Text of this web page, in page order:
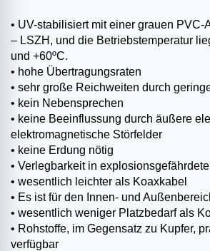
• UV-stabilisiert mit einer grauen PVC-
– LSZH, und die Betriebstemperatur
und +60ºC.
• hohe Übertragungsraten
• sehr große Reichweiten durch
• kein Nebensprechen
• keine Beeinflussung durch äußere
elektromagnetische Störfelder
• keine Erdung nötig
• Verlegbarkeit in
• wesentlich leichter als Koaxkabel
• Es ist für den Innen- und
• wesentlich weniger Platzbedarf als
• Rohstoffe, im Gegensatz zu Kupfer,
verfügbar